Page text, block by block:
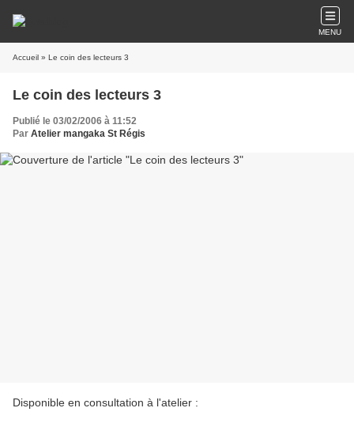
MENU
Accueil » Le coin des lecteurs 3
Le coin des lecteurs 3
Publié le 03/02/2006 à 11:52
Par Atelier mangaka St Régis
Disponible en consultation à l'atelier :